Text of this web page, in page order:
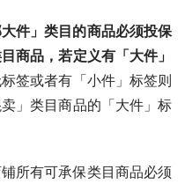
大件」类目的商品必须投保
商品，若定义有「大件」
签或者有「小件」标签则
」类目商品的「大件」标
所有可承保类目商品必须